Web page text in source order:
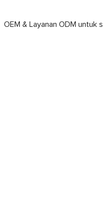
OEM & Layanan ODM